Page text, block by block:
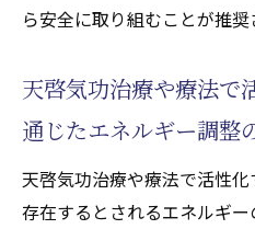
ら安全に取り組むことが推奨
天啓気功治療や療法で
通じたエネルギー調整
天啓気功治療や療法で活性
存在するとされるエネルギ